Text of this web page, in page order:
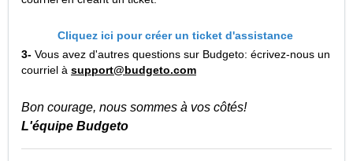
Cliquez ici pour créer un ticket d'assistance
3- Vous avez d'autres questions sur Budgeto: écrivez-nous un
courriel à support@budgeto.com
Bon courage, nous sommes à vos côtés!
L'équipe Budgeto